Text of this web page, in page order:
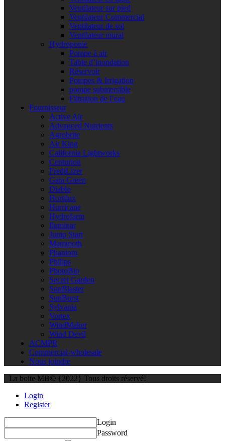
Ventilateur sur pied
Ventilateur Commercial
Ventilateur de sol
Ventilateur mural
Hydroponie
Pompe à air
Table d’inondation
Réservoir
Pompes & Irrigation
pompe submersible
Filtration de l’eau
Fournisseur
Active Air
Advanced Nutrients
Agrobrite
Air King
California Lightworks
Centurion
FredtLizer
Gaia Green
Diablo
Hortilux
Hurricane
Hydrofarm
Iluminar
Jump Start
Mammoth
Phantom
Philips
PhotoBio
Secret Garden
SunBlaster
SunBurst
Sylvania
Vortex
WindMaker
Wind Devil
ACMPR
Commercial-wholesale
Nous joindre
La boite MB© {2022} Tous droits réservé!
Login
Register
Login
Password